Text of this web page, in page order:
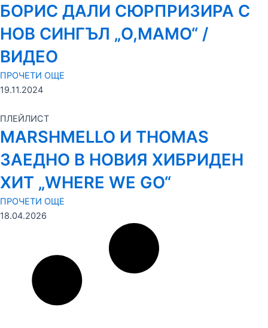
БОРИС ДАЛИ СЮРПРИЗИРА С
НОВ СИНГЪЛ „О,МАМО“ /
ВИДЕО
ПРОЧЕТИ ОЩЕ
19.11.2024
ПЛЕЙЛИСТ
MARSHMELLO И THOMAS
ЗАЕДНО В НОВИЯ ХИБРИДЕН
ХИТ „WHERE WE GO“
ПРОЧЕТИ ОЩЕ
18.04.2026